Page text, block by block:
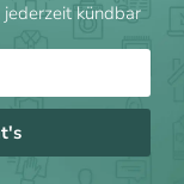
kündbar